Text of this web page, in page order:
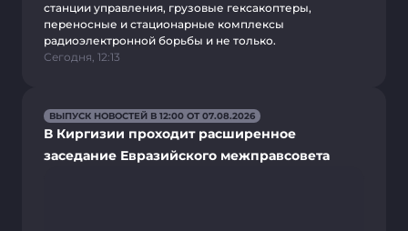
станции управления, грузовые гексакоптеры,
переносные и стационарные комплексы
радиоэлектронной борьбы и не только.
Сегодня, 12:13
ВЫПУСК НОВОСТЕЙ В 12:00 ОТ 07.08.2026
В Киргизии проходит расширенное
заседание Евразийского межправсовета